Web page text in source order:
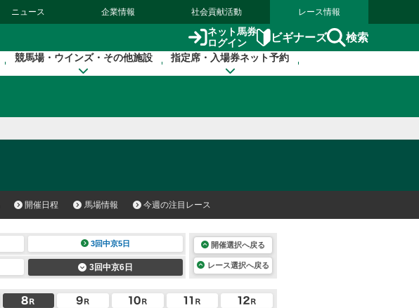
ニュース 企業情報 社会貢献活動 レース情報
ネット馬券
ログイン
ビギナーズ 検索
競馬場・ウインズ・その他施設 指定席・入場券ネット予約
開催日程 馬場情報 今週の注目レース
3回中京5日
3回中京6日
開催選択へ戻る
レース選択へ戻る